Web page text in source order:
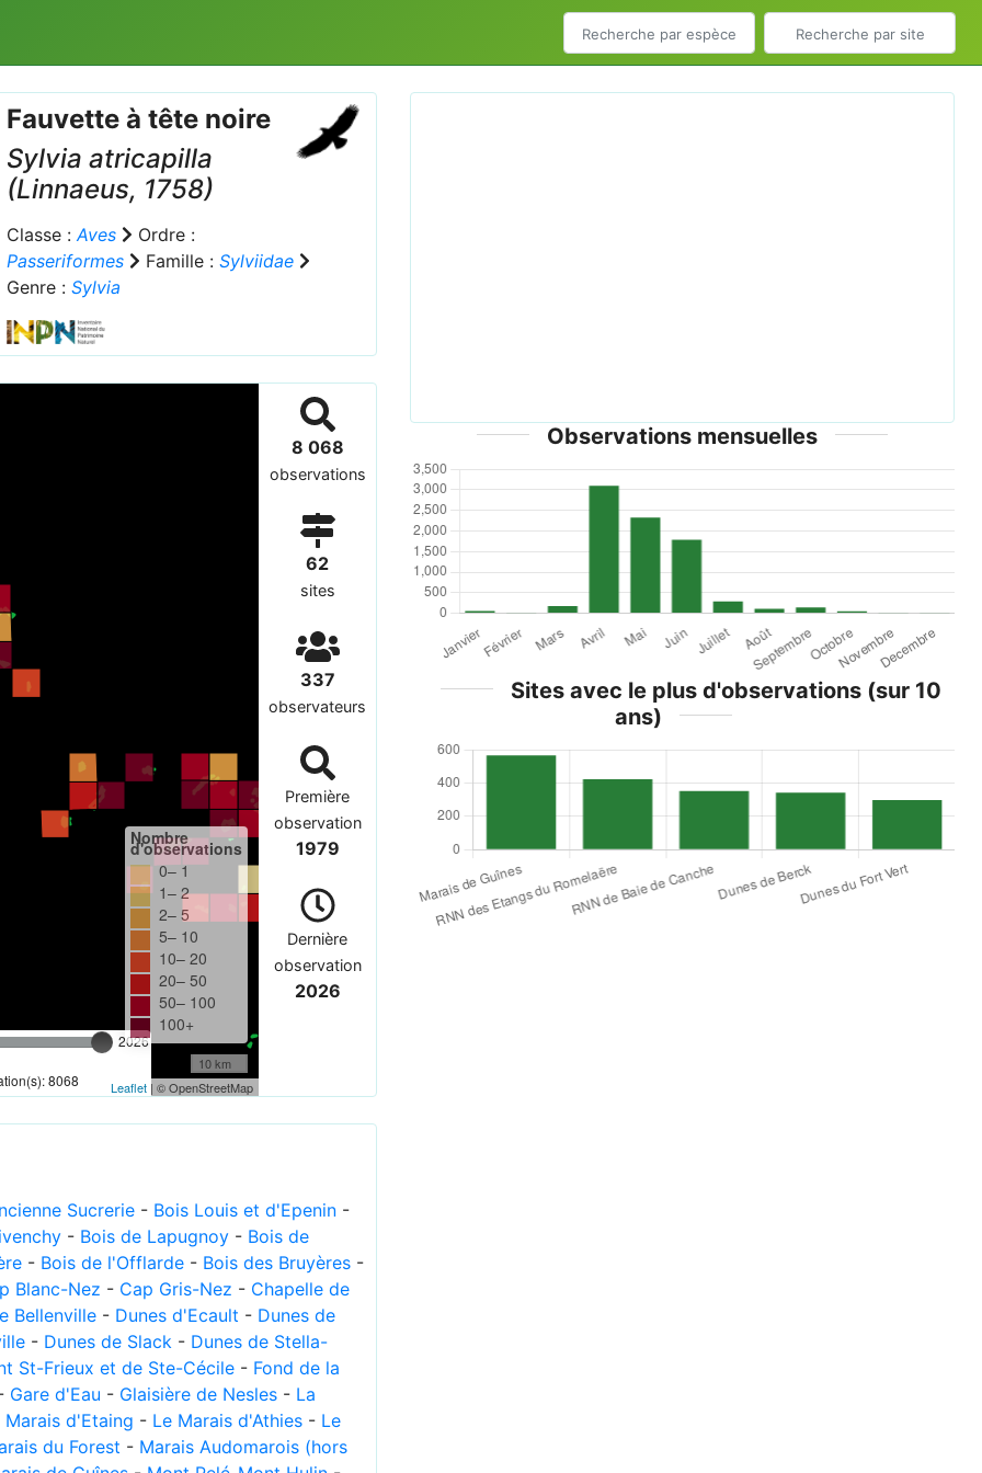
Fauvette à tête noire
Sylvia atricapilla
(Linnaeus, 1758)
Classe :Aves
Ordre :
Passeriformes
Famille : Sylviidae
Genre : Sylvia
2026
8068
Nombre
d'observations
0– 1
1– 2
2– 5
5– 10
10– 20
20– 50
50– 100
100+
10 km
Leaflet| © OpenStreetMap
8 068
observations
62
sites
337
observateurs
Première
observation
1979
Dernière
observation
2026
Sucrerie - Bois Louis et d'Epenin -
- Bois de Lapugnoy - Bois de
- Bois de l'Offlarde - Bois des Bruyères -
Blanc-Nez - Cap Gris-Nez - Chapelle de
Bellenville - Dunes d'Ecault - Dunes de
- Dunes de Slack - Dunes de Stella-
St-Frieux et de Ste-Cécile - Fond de la
Gare d'Eau - Glaisière de Nesles - La
Marais d'Etaing - Le Marais d'Athies - Le
du Forest - Marais Audomarois (hors
Observations mensuelles
Sites avec le plus d'observations (sur 10
ans)